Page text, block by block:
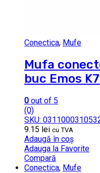
Conectica, Mufe
Mufa
buc Emos
0 out of 5
(0)
SKU:
9.15 lei cu TVA
Adaugă în coș
Adauga la Favorite
Compară
Conectica, Mufe